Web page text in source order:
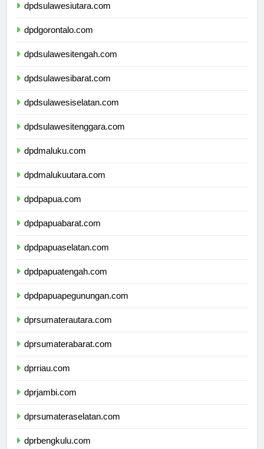
dpdsulawesiutara.com
dpdgorontalo.com
dpdsulawesitengah.com
dpdsulawesibarat.com
dpdsulawesiselatan.com
dpdsulawesitenggara.com
dpdmaluku.com
dpdmalukuutara.com
dpdpapua.com
dpdpapuabarat.com
dpdpapuaselatan.com
dpdpapuatengah.com
dpdpapuapegunungan.com
dprsumaterautara.com
dprsumaterabarat.com
dprriau.com
dprjambi.com
dprsumateraselatan.com
dprbengkulu.com